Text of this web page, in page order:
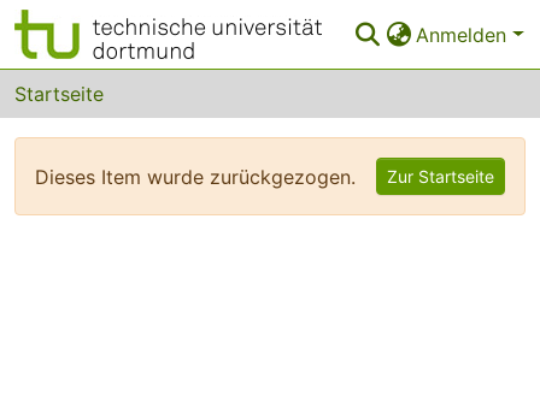
Anmelden
Bereiche & Sammlungen
Das gesamte Repositorium
FAQ
Startseite
Dieses Item wurde zurückgezogen. Zur Startseite